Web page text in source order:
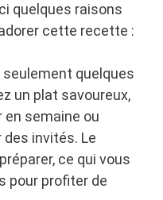
quelques raisons
cette recette :
seulement quelques
un plat savoureux,
en semaine ou
invités. Le
ce qui vous
pour profiter de